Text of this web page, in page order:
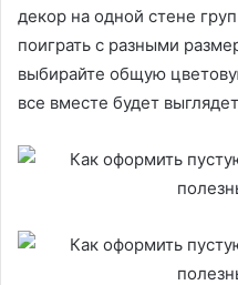
декор на одной стене
поиграть с разными
выбирайте общую
все вместе будет